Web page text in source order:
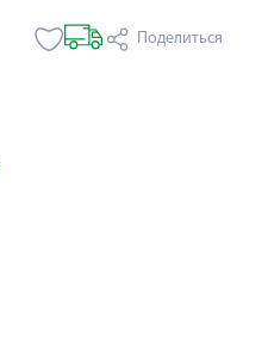
Поделиться